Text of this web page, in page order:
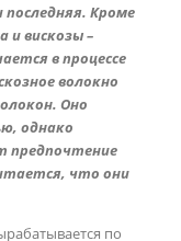
последняя. Кроме
и вискозы –
в процессе
волокно
Оно
однако
предпочтение
что они
по